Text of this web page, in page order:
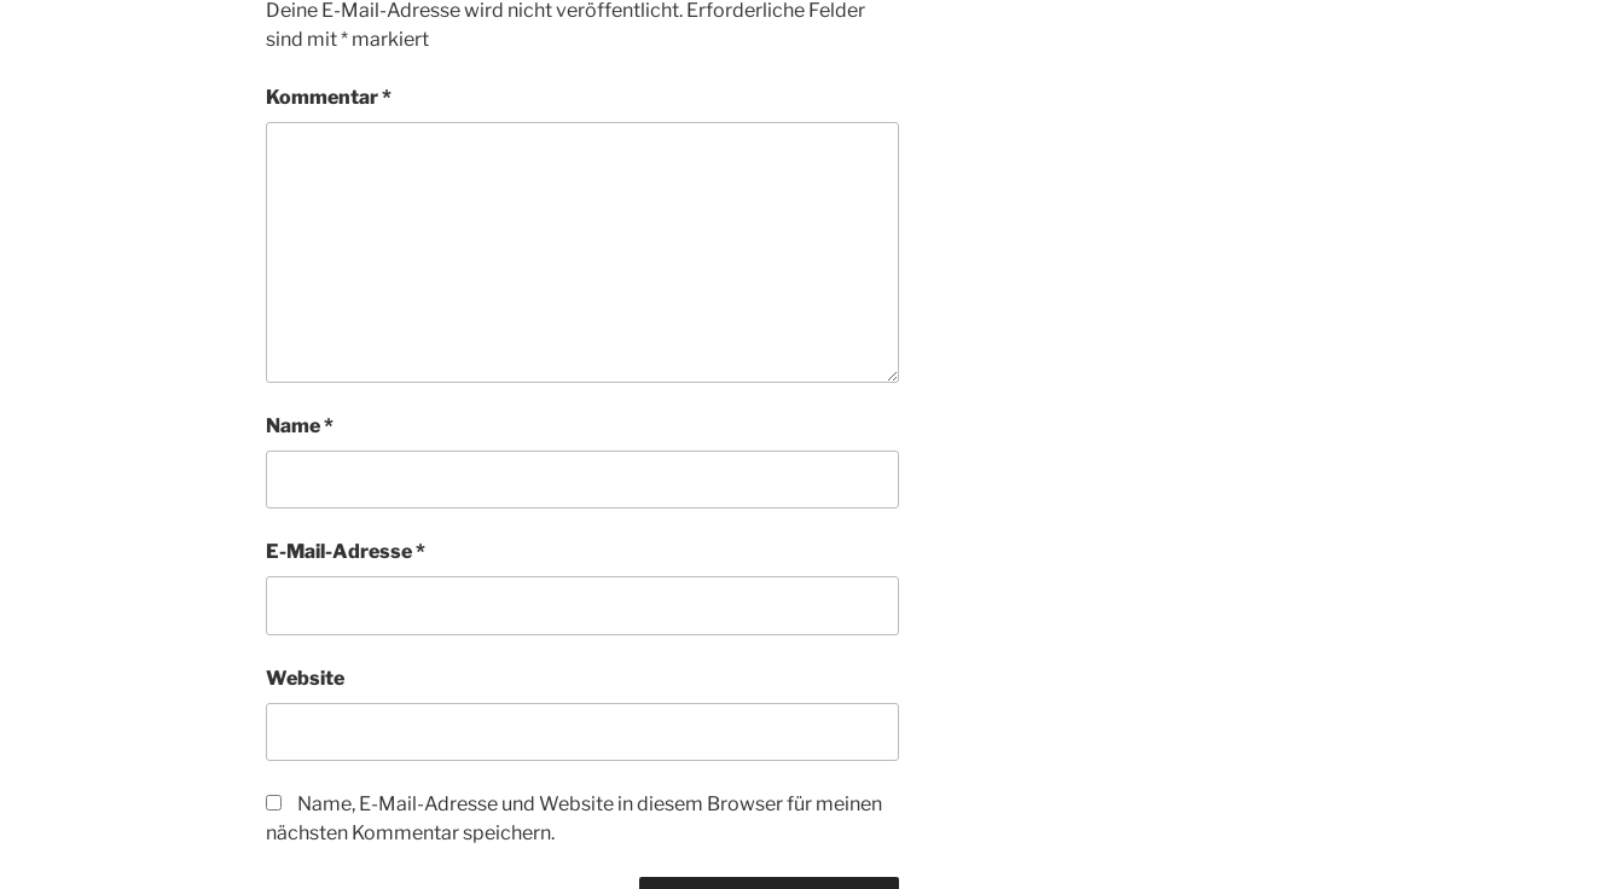
Deine E-Mail-Adresse wird nicht veröffentlicht. Erforderliche Felder
sind mit* markiert
Kommentar*
Name*
E-Mail-Adresse*
Website
Name, E-Mail-Adresse und Website in diesem Browser für meinen
nächsten Kommentar speichern.